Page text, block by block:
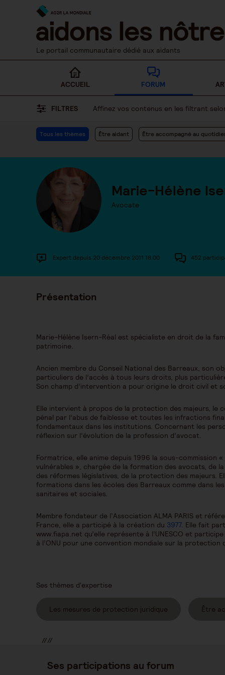
Le portail communautaire dédié aux aidants
ACCUEIL FORUM
FILTRES Affinez vos contenus en les filtrant
Tous les thèmes Être aidant Être accompagné au
Marie-Hélène
Avocate
Expert depuis 20 décembre 2011 18:00 452
Présentation
Marie-Hélène Isern-Réal est spécialiste en droit de la
patrimoine.
Ancien membre du Conseil National des Barreaux, son
particuliers de l’accès à tous leurs droits, plus
Son champ d’intervention a pour origine le droit civil et
Elle intervient à propos de la protection des majeurs, le
pénal par l’abus de faiblesse et toutes les infractions
fondamentaux dans les institutions. Concernant les
réflexion sur l’évolution de la profession d’avocat.
Formatrice, elle anime depuis 1996 la sous-commission
vulnérables », chargée de la formation des avocats, de
des réformes législatives, de la protection des majeurs.
formations dans les écoles des Barreaux comme dans
sanitaires et sociales.
Membre fondateur de l’Association ALMA PARIS et
France, elle a participé à la création du 3977. Elle fait
www.fiapa.net qu’elle représente à l’UNESCO et
à l’ONU pour une convention mondiale sur la protection
Ses thèmes d'expertise
Les mesures de protection juridique Être
////
Ses participations au forum